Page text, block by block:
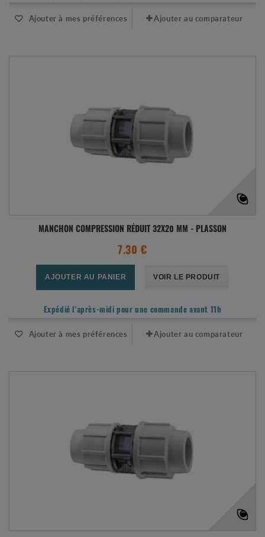
Ajouter à mes préférences Ajouter au comparateur
MANCHON COMPRESSION RÉDUIT 32X20 MM - PLASSON
7.30 €
AJOUTER AU PANIER VOIR LE PRODUIT
Expédié l'après-midi pour une commande avant 11h
Ajouter à mes préférences Ajouter au comparateur